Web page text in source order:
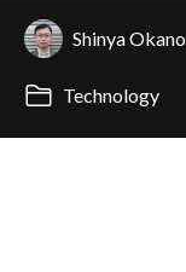
Shinya Okano
Technology